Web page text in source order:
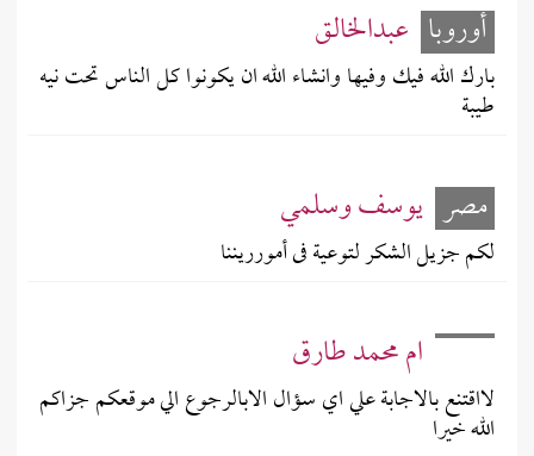
أوروبا عبدالخالق
بارك الله فيك وفيها وانشاء الله ان يكونوا كل الناس تحت نيه
طيبة
مصر يوسف وسلمي
لكم جزيل الشكر لتوعية فى أمورريننا
ام محمد طارق
لااقتنع بالاجابة علي اي سؤال الابالرجوع الي موقعكم جزاكم
الله خيرا